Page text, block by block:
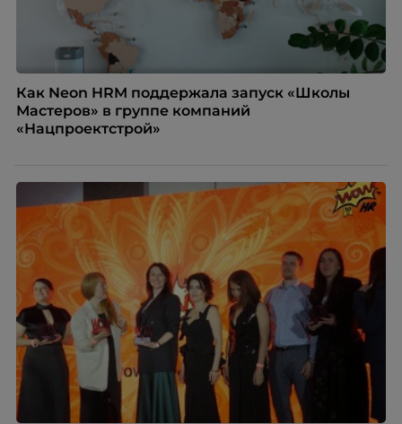
Как Neon HRM поддержала запуск «Школы
Мастеров» в группе компаний
«Нацпроектстрой»